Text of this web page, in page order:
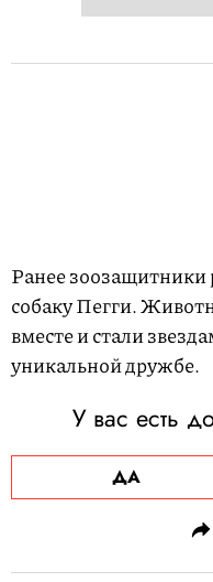
Ранее зоозащитники
собаку Пегги.
вместе и стали
уникальной дружбе.
У вас есть
ДА